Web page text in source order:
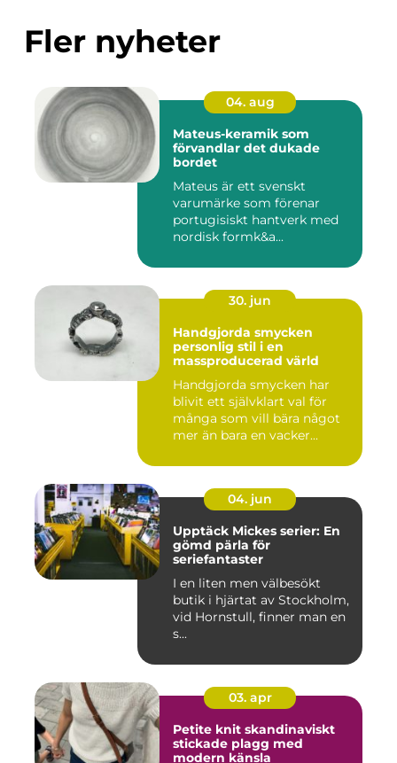
Fler nyheter
04. aug
Mateus-keramik som
förvandlar det dukade
bordet
Mateus är ett svenskt
varumärke som förenar
portugisiskt hantverk med
nordisk formk&a...
30. jun
Handgjorda smycken
personlig stil i en
massproducerad värld
Handgjorda smycken har
blivit ett självklart val för
många som vill bära något
mer än bara en vacker...
04. jun
Upptäck Mickes serier: En
gömd pärla för
seriefantaster
I en liten men välbesökt
butik i hjärtat av Stockholm,
vid Hornstull, finner man en
s...
03. apr
Petite knit skandinaviskt
stickade plagg med
modern känsla